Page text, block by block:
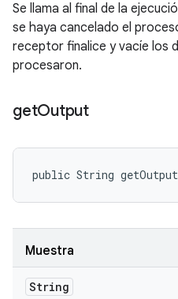
Se llama al final de la
se haya cancelado el
receptor finalice y vacíe los
procesaron.
getOutput
public String
Muestra
String